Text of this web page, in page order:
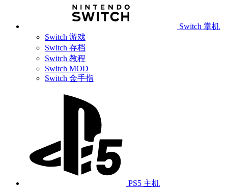
Switch 掌机
Switch 游戏
Switch 存档
Switch 教程
Switch MOD
Switch 金手指
PS5 主机